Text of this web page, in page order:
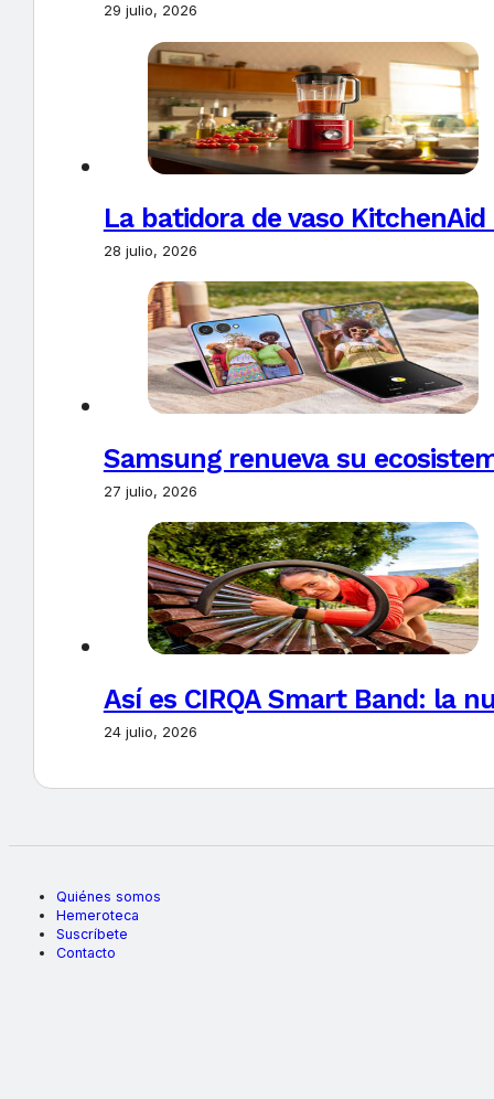
29 julio, 2026
La batidora de vaso
28 julio, 2026
Samsung renueva su
27 julio, 2026
Así es CIRQA Smart Band: la
24 julio, 2026
Quiénes somos
Hemeroteca
Suscríbete
Contacto